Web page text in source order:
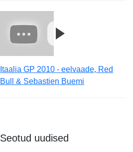
Itaalia GP 2010 - eelvaade, Red
Bull & Sebastien Buemi
Seotud uudised